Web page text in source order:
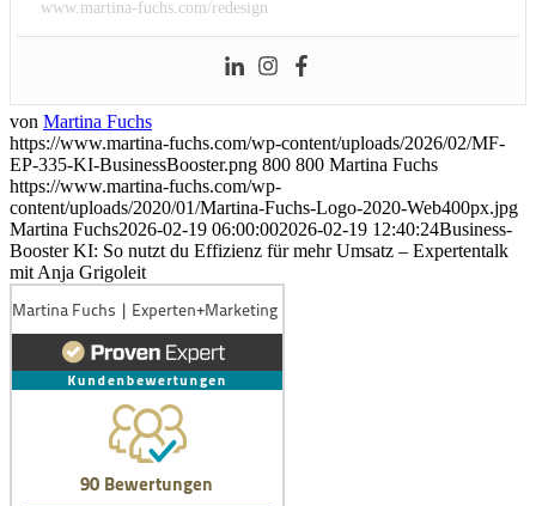
www.martina-fuchs.com/redesign
von Martina Fuchs
https://www.martina-fuchs.com/wp-content/uploads/2026/02/MF-
EP-335-KI-BusinessBooster.png 800 800 Martina Fuchs
https://www.martina-fuchs.com/wp-
content/uploads/2020/01/Martina-Fuchs-Logo-2020-Web400px.jpg
Martina Fuchs2026-02-19 06:00:002026-02-19 12:40:24Business-
Booster KI: So nutzt du Effizienz für mehr Umsatz – Expertentalk
mit Anja Grigoleit